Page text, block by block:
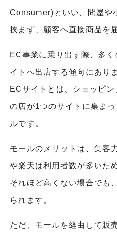
Consumer)といい、問屋や
挟まず、顧客へ直接商品を
EC事業に乗り出す際、多
イトへ出店する傾向にあり
ECサイトとは、ショッピ
の店が1つのサイトに集ま
ルです。
モールのメリットは、集客
や楽天は利用者数が多いた
それほど高くない場合でも
られます。
ただ、モールを経由して販